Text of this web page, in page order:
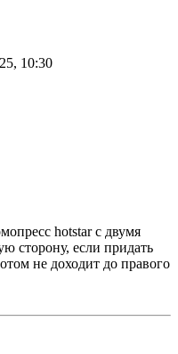
10:30
hotstar с двумя
сторону, если придать
не доходит до правого